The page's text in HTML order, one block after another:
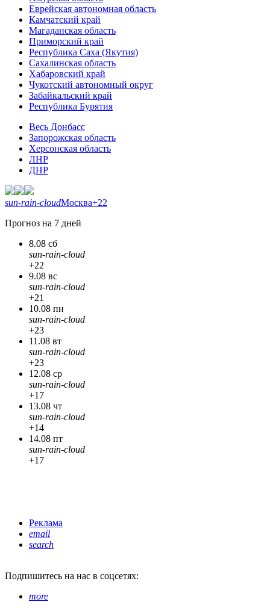
Еврейская автономная область
Камчатский край
Магаданская область
Приморский край
Республика Саха (Якутия)
Сахалинская область
Хабаровский край
Чукотский автономный округ
Забайкальский край
Республика Бурятия
Весь Донбасс
Запорожская область
Херсонская область
ЛНР
ДНР
sun-rain-cloudМосква+22
Прогноз на 7 дней
8.08 сб
sun-rain-cloud
+22
9.08 вс
sun-rain-cloud
+21
10.08 пн
sun-rain-cloud
+23
11.08 вт
sun-rain-cloud
+23
12.08 ср
sun-rain-cloud
+17
13.08 чт
sun-rain-cloud
+14
14.08 пт
sun-rain-cloud
+17
Реклама
email
search
Подпишитесь на нас в соцсетях:
more